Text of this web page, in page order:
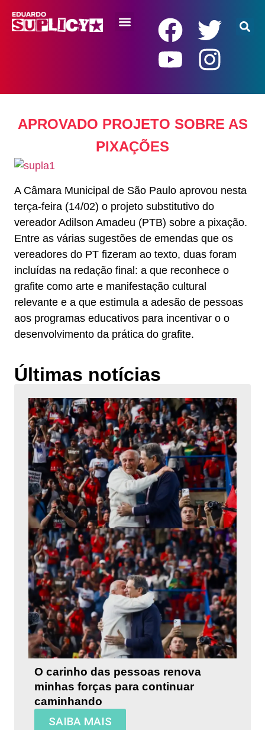
APROVADO PROJETO SOBRE AS
PIXAÇÕES
A Câmara Municipal de São Paulo aprovou nesta
terça-feira (14/02) o projeto substitutivo do
vereador Adilson Amadeu (PTB) sobre a pixação.
Entre as várias sugestões de emendas que os
vereadores do PT fizeram ao texto, duas foram
incluídas na redação final: a que reconhece o
grafite como arte e manifestação cultural
relevante e a que estimula a adesão de pessoas
aos programas educativos para incentivar o o
desenvolvimento da prática do grafite.
Últimas notícias
O carinho das pessoas renova
minhas forças para continuar
caminhando
SAIBA MAIS